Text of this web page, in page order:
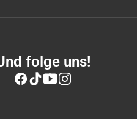
folge uns!